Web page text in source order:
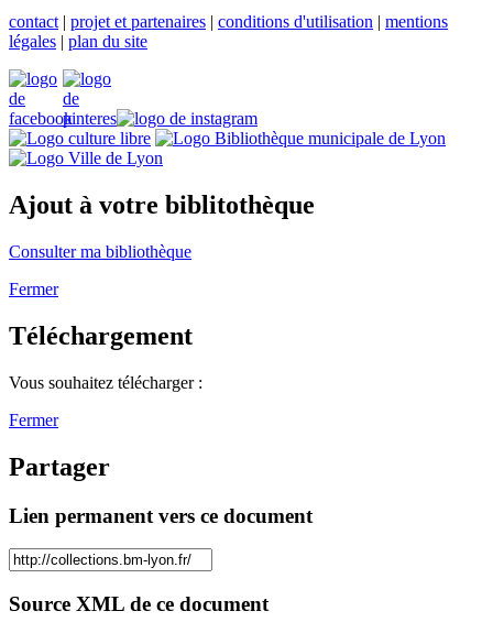
contact | projet et partenaires | conditions d'utilisation | mentions
légales | plan du site
Ajout à votre biblitothèque
Consulter ma bibliothèque
Fermer
Téléchargement
Vous souhaitez télécharger :
Fermer
Partager
Lien permanent vers ce document
Source XML de ce document